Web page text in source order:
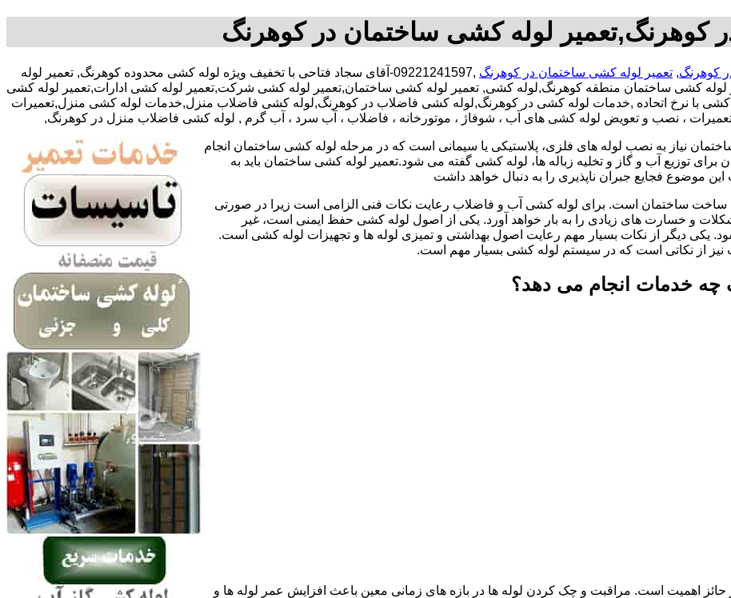
کوهرنگ,تعمیر لوله کشی ساختمان در کوهرنگ
کوهرنگ, تعمیر لوله کشی ساختمان در کوهرنگ
,09221241597-آقای سجاد فتاحی با تخفیف ویژه لوله کشی محدوده کوهرنگ, تعمیر لوله
کشی ساختمان منطقه کوهرنگ,لوله کشی, تعمیر لوله کشی ساختمان,تعمیر لوله کشی شرکت,تعمیر لوله کشی ادارات,تعمیر لوله کشی
کشی با نرخ اتحاده ,خدمات لوله کشی در کوهرنگ,لوله کشی فاضلاب در کوهرنگ,لوله کشی فاضلاب منزل,خدمات لوله کشی منزل,تعمیرات
تعمیرات ، نصب و تعویض لوله کشی های آب ، شوفاژ ، موتورخانه ، فاضلاب ، آب سرد ، آب گرم , لوله کشی فاضلاب منزل در کوهرنگ,
نیاز به نصب لوله های فلزی، پلاستیکی یا سیمانی است که در مرحله لوله کشی ساختمان انجام
توزیع آب و گاز و تخلیه زباله ها، لوله کشی گفته می شود.تعمیر لوله کشی ساختمان باید به
موضوع فجایع جبران ناپذیری را به دنبال خواهد داشت
ساختمان است. برای لوله کشی آب و فاضلاب رعایت نکات فنی الزامی است زیرا در صورتی
و خسارت های زیادی را به بار خواهد آورد. یکی از اصول لوله کشی حفظ ایمنی است، غیر
یکی دیگر از نکات بسیار مهم رعایت اصول بهداشتی و تمیزی لوله ها و تجهیزات لوله کشی است.
نیز از نکاتی است که در سیستم لوله کشی بسیار مهم است.
چه خدمات انجام می دهد؟
حائز اهمیت است. مراقبت و چک کردن لوله ها در بازه های زمانی معین باعث افزایش عمر لوله ها و